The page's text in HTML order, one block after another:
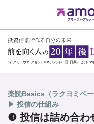
楽読Basics（ラクヨミベー
▶ 投信の仕組み
❸ 投信は詰め合わ